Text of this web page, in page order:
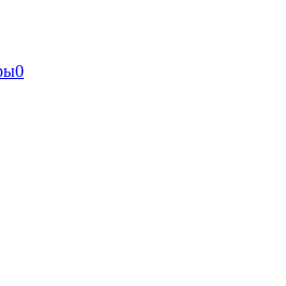
0